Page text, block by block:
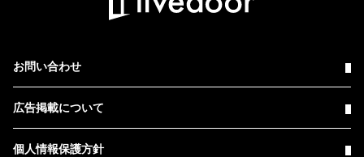
お問い合わせ
広告掲載について
個人情報保護方針